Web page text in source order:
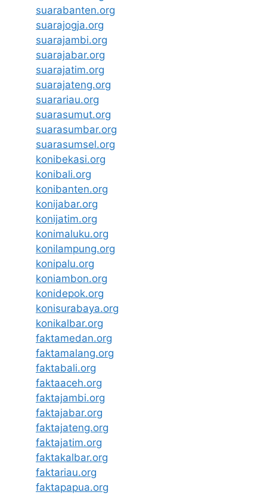
suarabanten.org
suarajogja.org
suarajambi.org
suarajabar.org
suarajatim.org
suarajateng.org
suarariau.org
suarasumut.org
suarasumbar.org
suarasumsel.org
konibekasi.org
konibali.org
konibanten.org
konijabar.org
konijatim.org
konimaluku.org
konilampung.org
konipalu.org
koniambon.org
konidepok.org
konisurabaya.org
konikalbar.org
faktamedan.org
faktamalang.org
faktabali.org
faktaaceh.org
faktajambi.org
faktajabar.org
faktajateng.org
faktajatim.org
faktakalbar.org
faktariau.org
faktapapua.org